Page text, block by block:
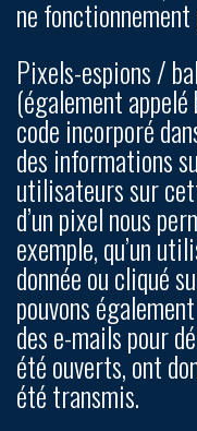
ne
Pixels-espions /
(également
code incorporé
des informations
utilisateurs sur
d’un pixel nous
exemple, qu’un
donnée ou cliqué
pouvons
des e-mails pour
été ouverts, ont
été transmis.